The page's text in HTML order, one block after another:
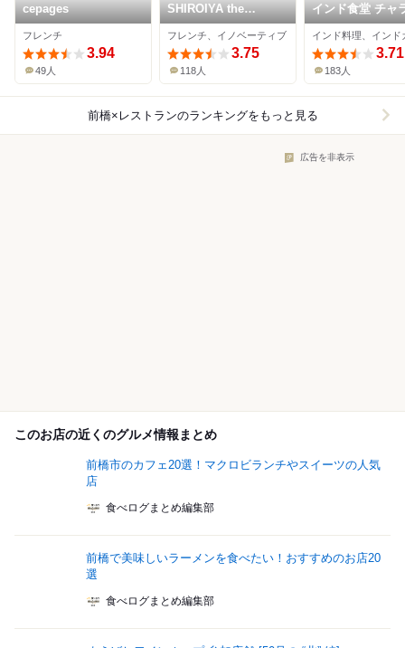
cepages
フレンチ
3.94
49人
SHIROIYA the
RESTAURANT
フレンチ、イノベーティブ
3.75
118人
インド食堂 チャ
ラ
インド料理、インド
3.71
183人
前橋×レストランのランキングをもっと見る
広告を非表示
このお店の近くのグルメ情報まとめ
前橋市のカフェ20選！マクロビランチやスイーツの人気
店
食べログまとめ編集部
前橋で美味しいラーメンを食べたい！おすすめのお店20
選
食べログまとめ編集部